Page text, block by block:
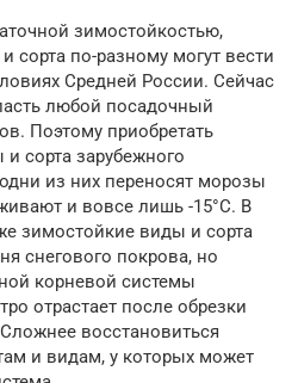
зимостойкостью,
сорта по-разному могут вести
Средней России. Сейчас
любой посадочный
Поэтому приобретать
сорта зарубежного
из них переносят морозы
и вовсе лишь -15°С. В
зимостойкие виды и сорта
снегового покрова, но
корневой системы
отрастает после обрезки
восстановиться
и видам, у которых может